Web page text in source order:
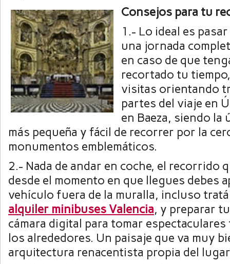
Consejos para tu
1.- Lo ideal es
una jornada
en caso de que
recortado tu
visitas orientando
partes del viaje en
en Baeza, siendo la
más pequeña y fácil de recorrer por la
monumentos emblemáticos.
2.- Nada de andar en coche, el recorrido
desde el momento en que llegues debes
vehículo fuera de la muralla, incluso
alquiler minibuses Valencia, y preparar
cámara digital para tomar
los alrededores. Un paisaje que va muy
arquitectura renacentista propia del